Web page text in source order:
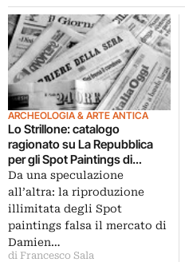
ARCHEOLOGIA & ARTE ANTICA
Lo Strillone: catalogo
ragionato su La Repubblica
per gli Spot Paintings di
Damien Hirst, per mettere
ordine nella proliferazione dei
pezzi più o meno autografi. E
poi Urbino in corsa per essere
Capitale Europea della
Cultura, l’estetica del
Da una speculazione
all’altra: la riproduzione
illimitata degli Spot
paintings falsa il mercato di
Damien…
di Francesco Sala